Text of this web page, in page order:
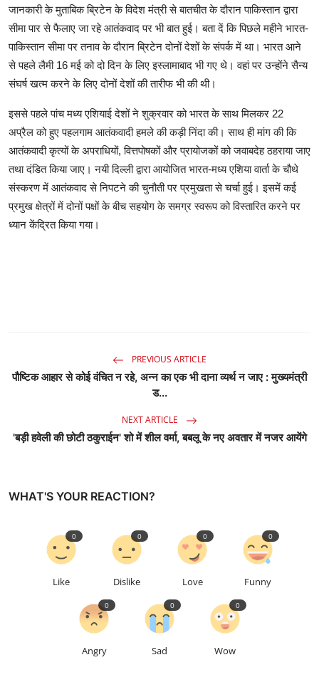
जानकारी के मुताबिक ब्रिटेन के विदेश मंत्री से बातचीत के दौरान पाकिस्तान द्वारा
सीमा पार से फैलाए जा रहे आतंकवाद पर भी बात हुई। बता दें कि पिछले महीने भारत-
पाकिस्तान सीमा पर तनाव के दौरान ब्रिटेन दोनों देशों के संपर्क में था। भारत आने
से पहले लैमी 16 मई को दो दिन के लिए इस्लामाबाद भी गए थे। वहां पर उन्होंने सैन्य
संघर्ष खत्म करने के लिए दोनों देशों की तारीफ भी की थी।
इससे पहले पांच मध्य एशियाई देशों ने शुक्रवार को भारत के साथ मिलकर 22
अप्रैल को हुए पहलगाम आतंकवादी हमले की कड़ी निंदा की। साथ ही मांग की कि
आतंकवादी कृत्यों के अपराधियों, वित्तपोषकों और प्रायोजकों को जवाबदेह ठहराया जाए
तथा दंडित किया जाए। नयी दिल्ली द्वारा आयोजित भारत-मध्य एशिया वार्ता के चौथे
संस्करण में आतंकवाद से निपटने की चुनौती पर प्रमुखता से चर्चा हुई। इसमें कई
प्रमुख क्षेत्रों में दोनों पक्षों के बीच सहयोग के समग्र स्वरूप को विस्तारित करने पर
ध्यान केंद्रित किया गया।
PREVIOUS ARTICLE
पौष्टिक आहार से कोई वंचित न रहे, अन्न का एक भी दाना व्यर्थ न जाए : मुख्यमंत्री
ड...
NEXT ARTICLE
'बड़ी हवेली की छोटी ठकुराईन' शो में शील वर्मा, बबलू के नए अवतार में नजर आयेंगे
WHAT'S YOUR REACTION?
Like
0
Dislike
0
Love
0
Funny
0
Angry
0
Sad
0
Wow
0